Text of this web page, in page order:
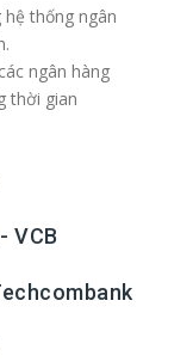
thống ngân
ngân hàng
thời gian
VCB